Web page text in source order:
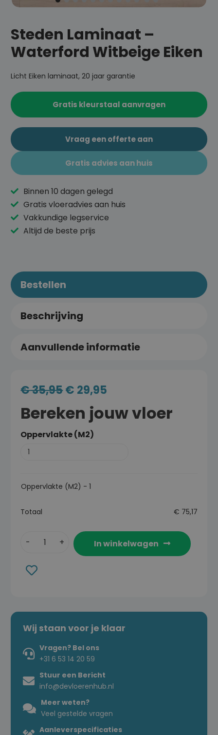
Steden Laminaat –
Waterford Witbeige Eiken
Licht Eiken laminaat, 20 jaar garantie
Gratis kleurstaal aanvragen
Vraag een offerte aan
Gratis advies aan huis
Binnen 10 dagen gelegd
Gratis vloeradvies aan huis
Vakkundige legservice
Altijd de beste prijs
Bestellen
Beschrijving
Aanvullende informatie
€35,95€ 29,95
Bereken jouw vloer
Oppervlakte (M2)
Oppervlakte (M2) -1
Totaal € 75,17
In winkelwagen
Wij staan voor je klaar
Vragen? Bel ons
+31 6 53 14 20 59
Stuur een Bericht
info@devloerenhub.nl
Meer weten?
Veel gestelde vragen
Aanleverspecificaties